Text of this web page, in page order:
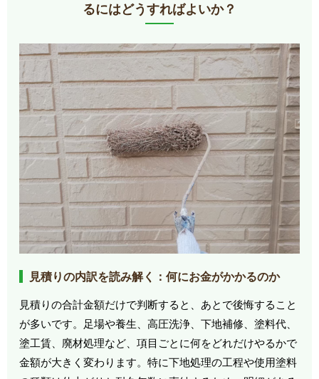
るにはどうすればよいか？
見積りの内訳を読み解く：何にお金がかかるのか
見積りの合計金額だけで判断すると、あとで後悔すること
が多いです。足場や養生、高圧洗浄、下地補修、塗料代、
塗工賃、廃材処理など、項目ごとに何をどれだけやるかで
金額が大きく変わります。特に下地処理の工程や使用塗料